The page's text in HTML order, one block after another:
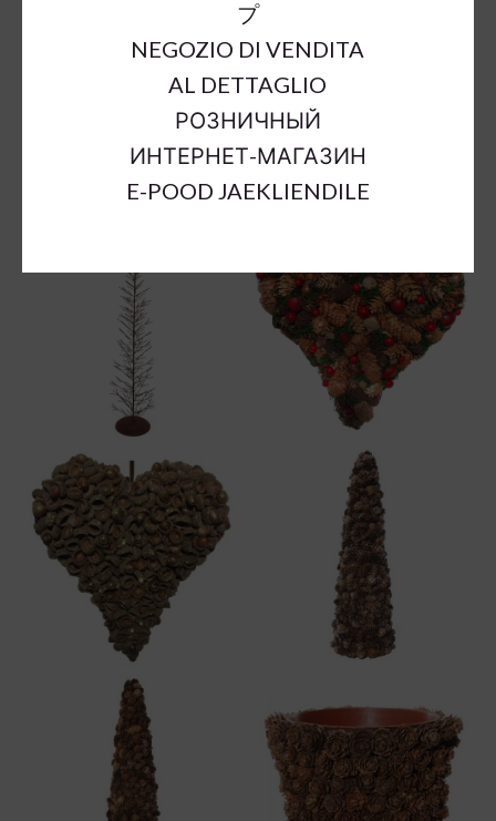
プ
NEGOZIO DI VENDITA
AL DETTAGLIO
РОЗНИЧНЫЙ
ИНТЕРНЕТ-МАГАЗИН
E-POOD JAEKLIENDILE